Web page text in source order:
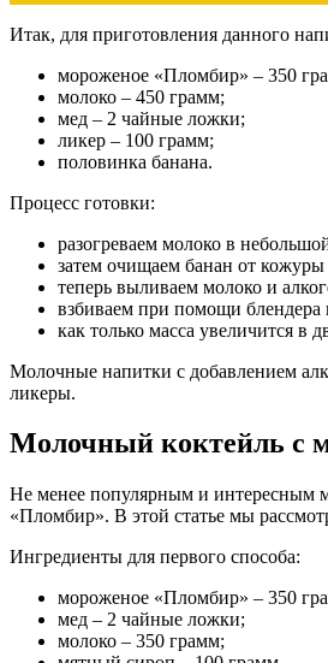
Итак, для приготовления данного
мороженое «Пломбир» – 350
молоко – 450 грамм;
мед – 2 чайные ложки;
ликер – 100 грамм;
половинка банана.
Процесс готовки:
разогреваем молоко в
затем очищаем банан от
теперь выливаем молоко и
взбиваем при помощи
как только масса увеличится в
Молочные напитки с добавлением
ликеры.
Молочный коктейль с
Не менее популярным и интересным
«Пломбир». В этой статье мы
Ингредиенты для первого способа:
мороженое «Пломбир» – 350
мед – 2 чайные ложки;
молоко – 350 грамм;